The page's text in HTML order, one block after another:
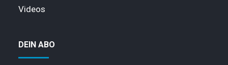
Videos
DEIN ABO